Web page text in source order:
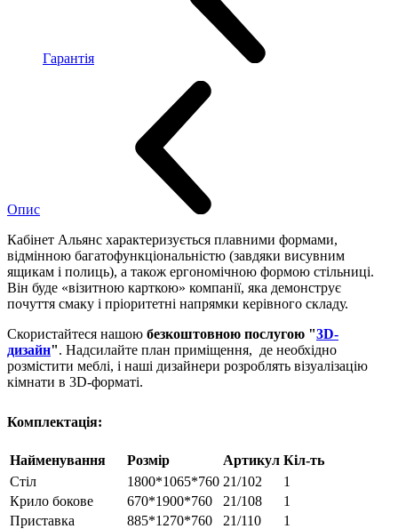
Гарантія
Опис
Кабінет Альянс характеризується плавними формами,
відмінною багатофункціональністю (завдяки висувним
ящикам і полиць), а також ергономічною формою стільниці.
Він буде «візитною карткою» компанії, яка демонструє
почуття смаку і пріоритетні напрямки керівного складу.
Скористайтеся нашою безкоштовною послугою "3D-
дизайн". Надсилайте план приміщення, де необхідно
розмістити меблі, і наші дизайнери розроблять візуалізацію
кімнати в 3D-форматі.
Комплектація:
Найменування Розмір Артикул Кіл-ть
Стіл
1800*1065*760 21/102
1
Крило бокове
670*1900*760 21/108
1
Приставка
885*1270*760 21/110
1